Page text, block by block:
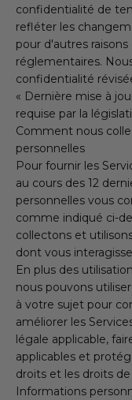
confidentialité de
refléter les
pour d'autres
réglementaires.
confidentialité
« Dernière mise à
requise par la
Comment nous
personnelles
Pour fournir les
au cours des 12
personnelles vous
comme indiqué ci-
collectons et
dont vous
En plus des
nous pouvons
à votre sujet pour
améliorer les
légale applicable,
applicables et
droits et les droits
Informations